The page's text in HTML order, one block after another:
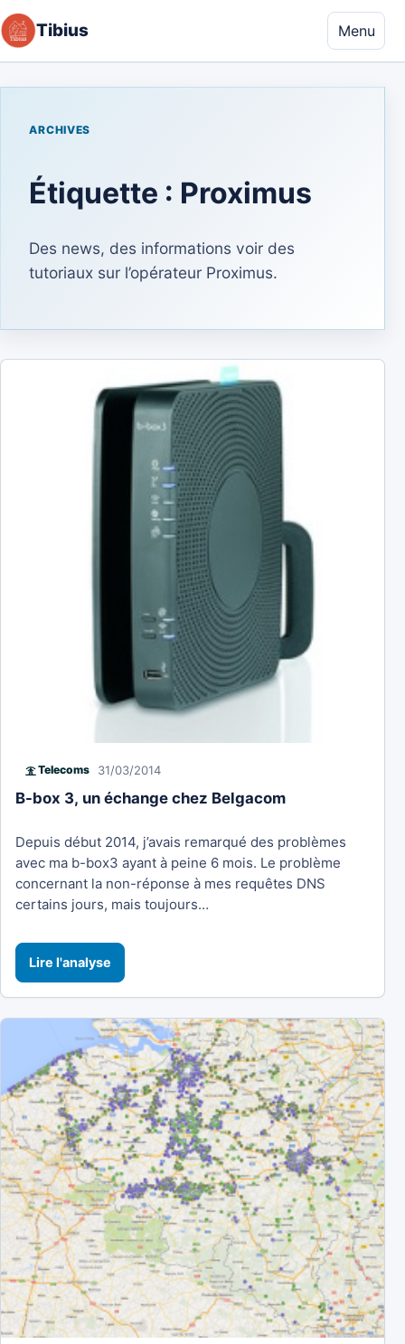
Aller au contenu
Tibius Menu
ARCHIVES
Étiquette : Proximus
Des news, des informations voir des
tutoriaux sur l’opérateur Proximus.
Telecoms 31/03/2014
B-box 3, un échange chez Belgacom
Depuis début 2014, j’avais remarqué des problèmes
avec ma b-box3 ayant à peine 6 mois. Le problème
concernant la non-réponse à mes requêtes DNS
certains jours, mais toujours…
Lire l'analyse